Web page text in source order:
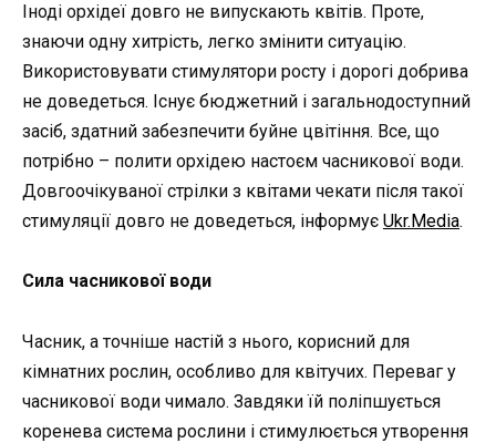
Іноді орхідеї довго не випускають квітів. Проте,
знаючи одну хитрість, легко змінити ситуацію.
Використовувати стимулятори росту і дорогі добрива
не доведеться. Існує бюджетний і загальнодоступний
засіб, здатний забезпечити буйне цвітіння. Все, що
потрібно – полити орхідею настоєм часникової води.
Довгоочікуваної стрілки з квітами чекати після такої
стимуляції довго не доведеться, інформує Ukr.Media.
Сила часникової води
Часник, а точніше настій з нього, корисний для
кімнатних рослин, особливо для квітучих. Переваг у
часникової води чимало. Завдяки їй поліпшується
коренева система рослини і стимулюється утворення